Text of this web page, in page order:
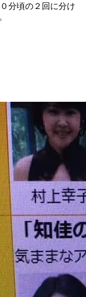
分頃の２回に分け